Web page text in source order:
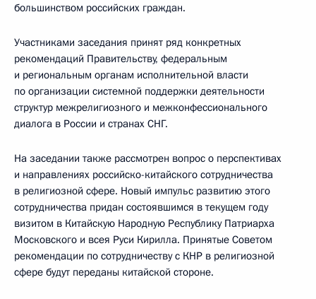
большинством российских граждан.
Участниками заседания принят ряд конкретных
рекомендаций Правительству, федеральным
и региональным органам исполнительной власти
по организации системной поддержки деятельности
структур межрелигиозного и межконфессионального
диалога в России и странах СНГ.
На заседании также рассмотрен вопрос о перспективах
и направлениях российско-китайского сотрудничества
в религиозной сфере. Новый импульс развитию этого
сотрудничества придан состоявшимся в текущем году
визитом в Китайскую Народную Республику Патриарха
Московского и всея Руси Кирилла. Принятые Советом
рекомендации по сотрудничеству с КНР в религиозной
сфере будут переданы китайской стороне.